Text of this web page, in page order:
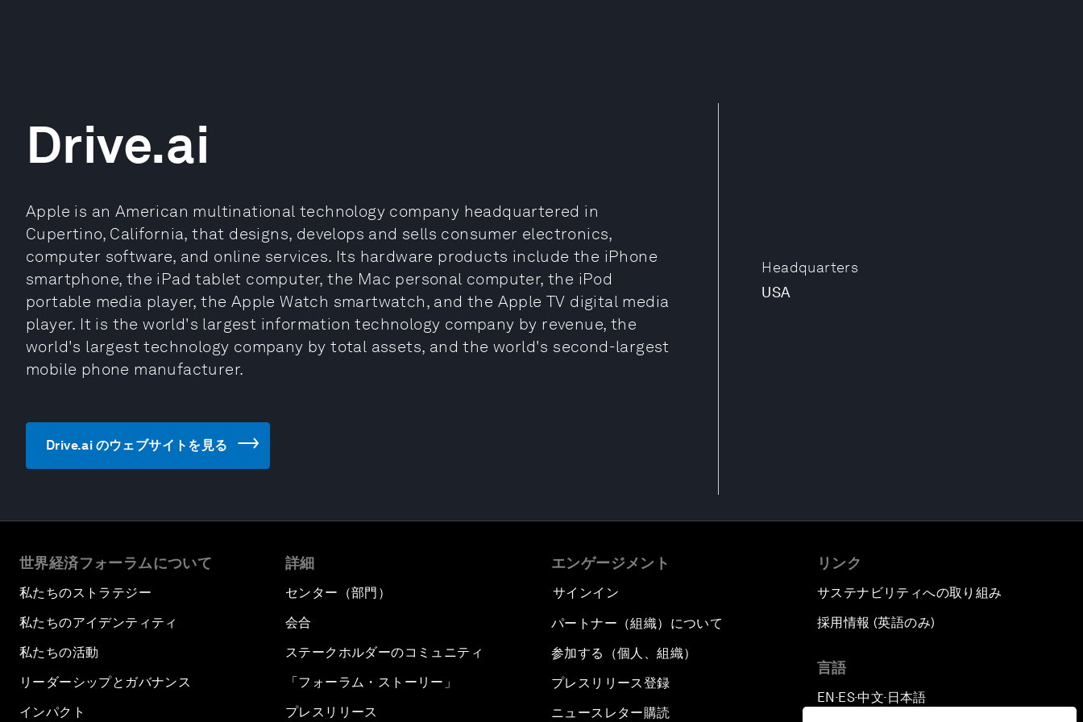
Headquarters
USA
Drive.ai
Apple is an American multinational technology company headquartered in
Cupertino, California, that designs, develops and sells consumer electronics,
computer software, and online services. Its hardware products include the iPhone
smartphone, the iPad tablet computer, the Mac personal computer, the iPod
portable media player, the Apple Watch smartwatch, and the Apple TV digital media
player. It is the world's largest information technology company by revenue, the
world's largest technology company by total assets, and the world's second-largest
mobile phone manufacturer.
Drive.ai のウェブサイトを見る
世界経済フォーラムについて
私たちのストラテジー
私たちのアイデンティティ
私たちの活動
リーダーシップとガバナンス
インパクト
詳細
センター（部門）
会合
ステークホルダーのコミュニティ
「フォーラム・ストーリー」
プレスリリース
エンゲージメント
サインイン
パートナー（組織）について
参加する（個人、組織）
プレスリリース登録
ニュースレター購読
リンク
サステナビリティへの取り組み
採用情報 (英語のみ)
言語
EN ▪ES▪中文▪ 日本語